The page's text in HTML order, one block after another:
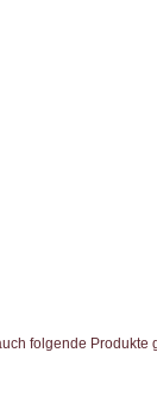
folgende Produkte